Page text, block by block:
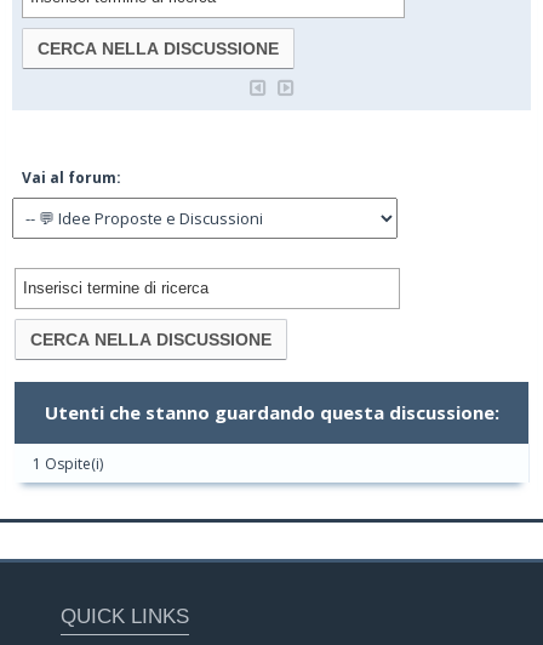
Vai al forum:
Utenti che stanno guardando questa discussione:
1 Ospite(i)
QUICK LINKS